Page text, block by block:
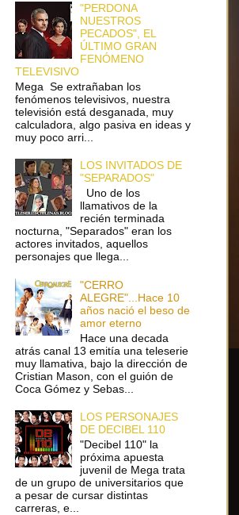
"PERDONA
NUESTROS
PECADOS", EL
ÚLTIMO GRAN
FENÓMENO
TELEVISIVO
Mega Se extrañaban los
fenómenos televisivos, nuestra
televisión está desganada, muy
calculadora, algo pasiva en ideas y
muy poco arri...
LOS INVITADOS DE
"SEPARADOS"
Uno de los
llamativos de la
recién terminada
nocturna, "Separados" eran los
actores invitados, aquellos
personajes que llega...
"CERRO
ALEGRE"...Hace 10
años nació el beso de
amor eterno
Hace una decada
atrás canal 13 emitía una teleserie
muy llamativa, bajo la dirección de
Cristian Mason, con el guión de
Coca Gómez y Sebas...
LOS PERSONAJES
DE DECIBEL 110
"Decibel 110" la
próxima apuesta
juvenil de Mega trata
de un grupo de universitarios que
a pesar de cursar distintas
carreras, e...